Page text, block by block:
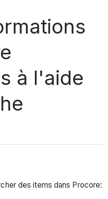
à l'aide
des items dans Procore: